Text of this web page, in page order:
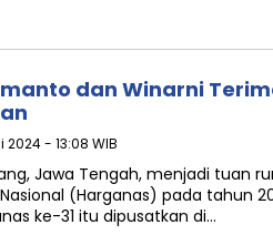
dan Winarni
2024 - 13:08 WIB
Jawa Tengah, menjadi tuan
(Harganas) pada tahun
ke-31 itu dipusatkan di…